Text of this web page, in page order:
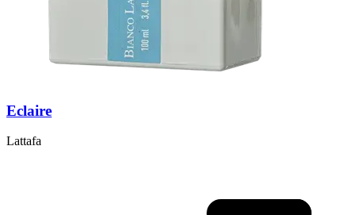
Eclaire
Lattafa